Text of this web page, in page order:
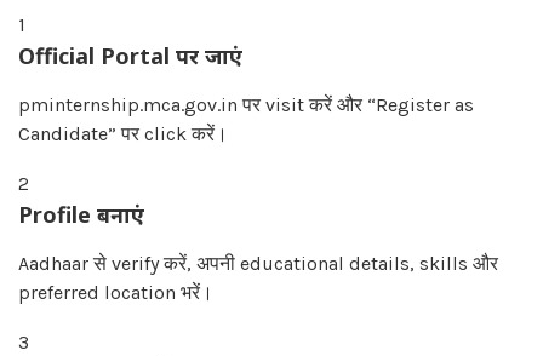
1
Official Portal पर जाएं
pminternship.mca.gov.in पर visit करें और “Register as
Candidate” पर click करें।
2
Profile बनाएं
Aadhaar से verify करें, अपनी educational details, skills और
preferred location भरें।
3